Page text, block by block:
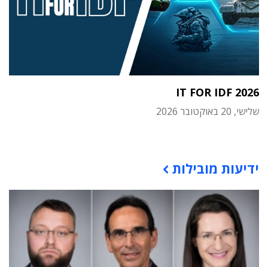
IT FOR IDF 2026
שלישי, 20 באוקטובר 2026
ידיעות מובילות